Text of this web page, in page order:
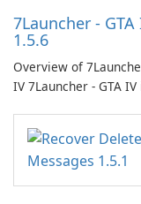
7Launcher - GTA
1.5.6
Overview of
IV 7Launcher - GTA IV
application designed to
optimize the gaming
experience for Grand
Auto IV.